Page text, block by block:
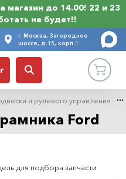
магазин до 14.00! 22 и 23
не будет!!
г. Москва, Загородное
шоссе, д.15, корп.1
и рулевого управления
Ford
для подбора запчасти